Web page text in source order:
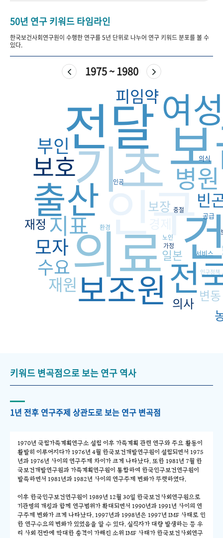
VR 역사관
50년 연구 키워드 타임라인
한국보건사회연구원이 수행한 연구를 5년 단위로 나누어 연구 키워드 분포를 볼 수
있다.
1975 ~ 1980
인구
의료
기초
전달
출산
전
여
보조원
병원
보호
지표
모자
수요
부인
빈
피임약
재원
보장
변동
재정
의사
일본 서비스
공급
의식
가정
노인
환경
인공
중절
인구정책
키워드 변곡점으로 보는 연구 역사
1년 전후 연구주제 상관도로 보는 연구 변곡점
1970년 국립가족계획연구소 설립 이후 가족계획 관련 연구와 주요 활동이
활발히 이루어지다가 1976년 4월 한국보건개발연구원이 설립되면서 1975
년과 1976년 사이의 연구주제 차이가 크게 나타났다. 또한 1981년 7월 한
국보건개발연구원과 가족계획연구원이 통합하여 한국인구보건연구원이
발족하면서 1981년과 1982년 사이의 연구주제 변화가 뚜렷하였다.
이후 한국인구보건연구원이 1989년 12월 30일 한국보건사회연구원으로
기관명의 개칭과 함께 연구범위가 확대되면서 1990년과 1991년 사이의 연
구주제 변화가 크게 나타났다. 1997년과 1998년은 1997년 IMF 사태로 인
한 연구수요의 변화가 있었음을 알 수 있다. 실직자가 대량 발생하는 등 우
리 사회 전반에 막대한 충격이 가해진 소위 IMF 사태가 한국보건사회연구